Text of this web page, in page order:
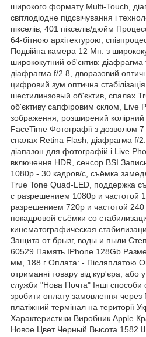
широкого формату Multi‑Touch,
світлодіодне підсвічування і
пікселів, 401 пікселів/дюйм
64-бітною архітектурою,
Подвійна камера 12 Мп: з
ширококутний об'єктив: діафрагма
діафрагма f/2.8, дворазовий
цифровий зум оптична
шестилинзовый об'єктив, спалах
об'єктиву сапфіровим склом, Live
зображення, розширений
FaceTime Фотографії з дозволом
спалах Retina Flash, діафрагма f/
діапазон для фотографій і Live
включення HDR, сенсор BSI
1080p - 30 кадров/с, съёмка
True Tone Quad-LED, поддержка
с разрешением 1080р и частотой
разрешением 720р и частотой
покадровой съёмки со
кинематографическая
Защита от брызг, воды и пыли
60529 Память IPhone 128Gb
мм, 188 г Оплата: - Післяплатою
отриманні товару від кур'єра, або у
служби "Нова Почта" Інші
зробити оплату замовлення
платіжний термінал на території
Характеристики Виробник Apple
Новое Цвет Черный Высота 1582